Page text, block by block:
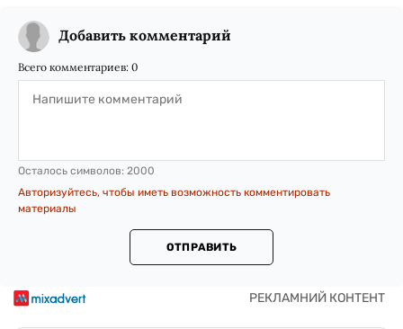
Добавить комментарий
Всего комментариев: 0
Осталось символов: 2000
Авторизуйтесь, чтобы иметь возможность комментировать
материалы
ОТПРАВИТЬ